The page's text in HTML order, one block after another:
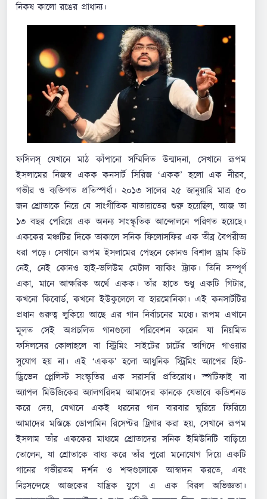
নিকষ কালো রঙের প্রাধান্য।
ফসিলস্‌ যেখানে মাঠ কাঁপানো সম্মিলিত উন্মাদনা, সেখানে রূপম
ইসলামের নিজস্ব একক কনসার্ট সিরিজ ‘একক’ হলো এক নীরব,
গভীর ও ব্যক্তিগত প্রতিস্পর্ধা। ২০১৩ সালের ২৫ জানুয়ারি মাত্র ৫০
জন শ্রোতাকে নিয়ে যে সাংগীতিক যাতায়াতের শুরু হয়েছিল, আজ তা
১৩ বছর পেরিয়ে এক অনন্য সাংস্কৃতিক আন্দোলনে পরিণত হয়েছে।
এককের মঞ্চটির দিকে তাকালে সনিক ফিলোসফির এক তীব্র বৈপরীত্য
ধরা পড়ে। সেখানে রূপম ইসলামের পেছনে কোনও বিশাল ড্রাম কিট
নেই, নেই কোনও হাই-ভলিউম মেটাল ব্যাকিং ট্র্যাক। তিনি সম্পূর্ণ
একা, মানে আক্ষরিক অর্থে একক। তাঁর হাতে শুধু একটি গিটার,
কখনো কিবোর্ড, কখনো ইউকুলেলে বা হারমোনিকা। এই কনসার্টটির
প্রধান গুরুত্ব লুকিয়ে আছে এর গান নির্বাচনের মধ্যে। রূপম এখানে
মূলত সেই অপ্রচলিত গানগুলো পরিবেশন করেন যা নিয়মিত
ফসিলসের কোলাহলে বা স্ট্রিমিং সাইটের চার্টের তাগিদে গাওয়ার
সুযোগ হয় না। এই ‘একক’ হলো আধুনিক স্ট্রিমিং অ্যাপের হিট-
ড্রিভেন প্লেলিস্ট সংস্কৃতির এক সরাসরি প্রতিরোধ। স্পটিফাই বা
অ্যাপল মিউজিকের অ্যালগরিদম আমাদের কানকে যেভাবে কন্ডিশনড
করে দেয়, যেখানে একই ধরনের গান বারবার ঘুরিয়ে ফিরিয়ে
আমাদের মস্তিষ্কে ডোপামিন রিসেপ্টর ট্রিগার করা হয়, সেখানে রূপম
ইসলাম তাঁর এককের মাধ্যমে শ্রোতাদের সনিক ইমিউনিটি বাড়িয়ে
তোলেন, যা শ্রোতাকে বাধ্য করে তাঁর পুরো মনোযোগ দিয়ে একটি
গানের গভীরতম দর্শন ও শব্দগুলোকে আস্বাদন করতে, এবং
নিঃসন্দেহে আজকের যান্ত্রিক যুগে এ এক বিরল অভিজ্ঞতা।